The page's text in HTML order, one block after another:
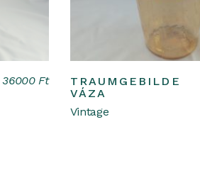
36000 Ft Kosárba teszem
TRAUMGEBILDE
VÁZA
Vintage